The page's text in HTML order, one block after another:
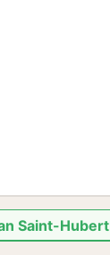
Saint-Hubert